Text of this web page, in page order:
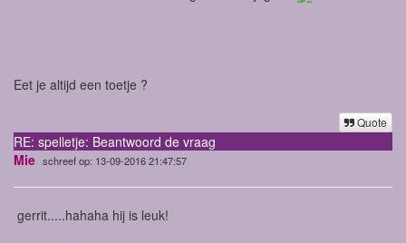
Eet je altijd een toetje ?
Quote
RE: spelletje: Beantwoord de vraag
Mie schreef op: 13-09-2016 21:47:57
gerrit.....hahaha hij is leuk!